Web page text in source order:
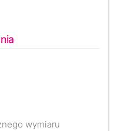
wymiaru